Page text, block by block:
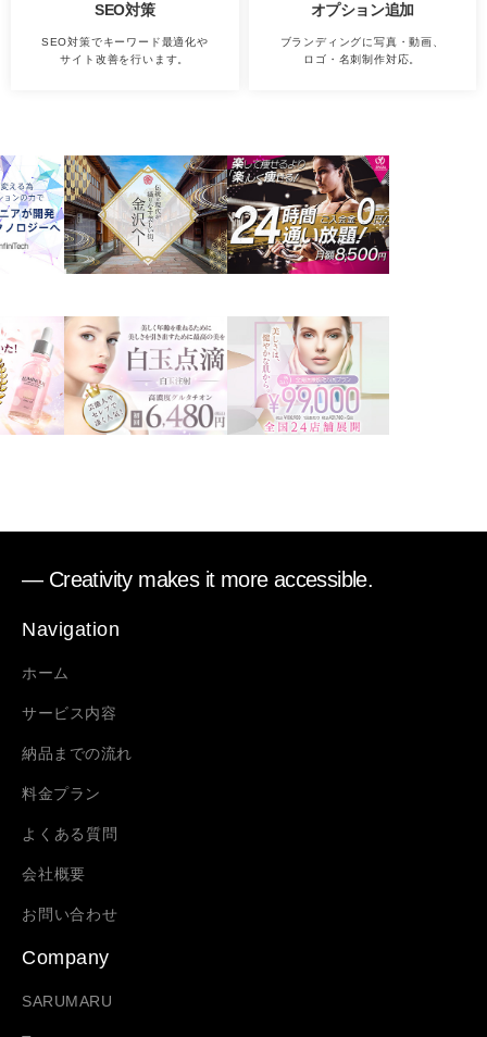
SEO対策
SEO対策でキーワード最適化や
サイト改善を行います。
オプション追加
ブランディングに写真・動画、
ロゴ・名刺制作対応。
― Creativity makes it more accessible.
Navigation
ホーム
サービス内容
納品までの流れ
料金プラン
よくある質問
会社概要
お問い合わせ
Company
SARUMARU